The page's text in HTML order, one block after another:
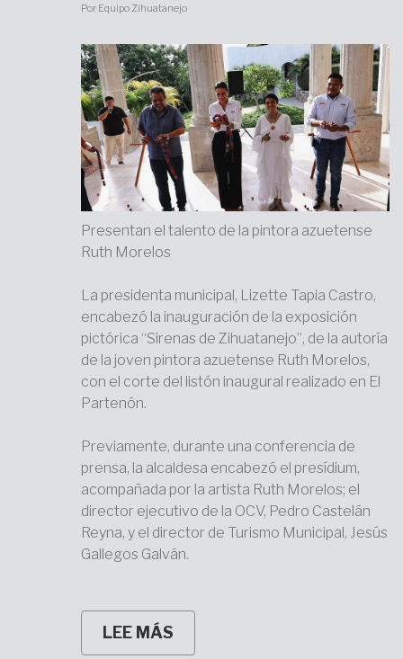
Por Equipo Zihuatanejo
Presentan el talento de la pintora azuetense
Ruth Morelos
La presidenta municipal, Lizette Tapia Castro,
encabezó la inauguración de la exposición
pictórica “Sirenas de Zihuatanejo”, de la autoría
de la joven pintora azuetense Ruth Morelos,
con el corte del listón inaugural realizado en El
Partenón.
Previamente, durante una conferencia de
prensa, la alcaldesa encabezó el presídium,
acompañada por la artista Ruth Morelos; el
director ejecutivo de la OCV, Pedro Castelán
Reyna, y el director de Turismo Municipal, Jesús
Gallegos Galván.
LEE MÁS
LIZETTE